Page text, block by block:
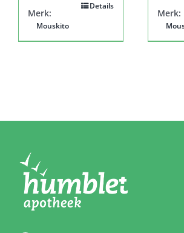
Details
Merk:
Mouskito
Merk: